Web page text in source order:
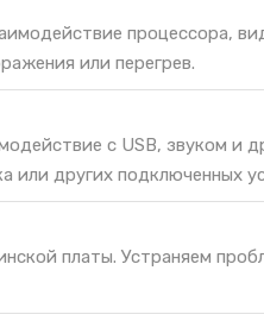
процессора,
или перегрев.
с USB, звуком и
или других подключенных
платы. Устраняем